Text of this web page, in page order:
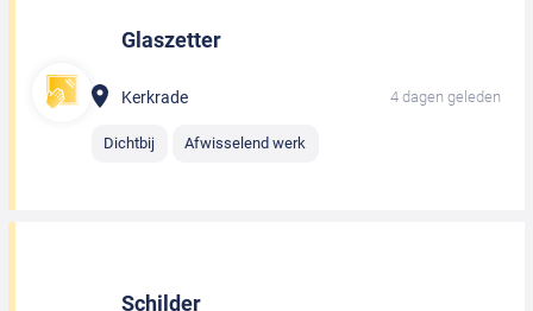
Glaszetter
Kerkrade 4 dagen geleden
Dichtbij Afwisselend werk
Schilder